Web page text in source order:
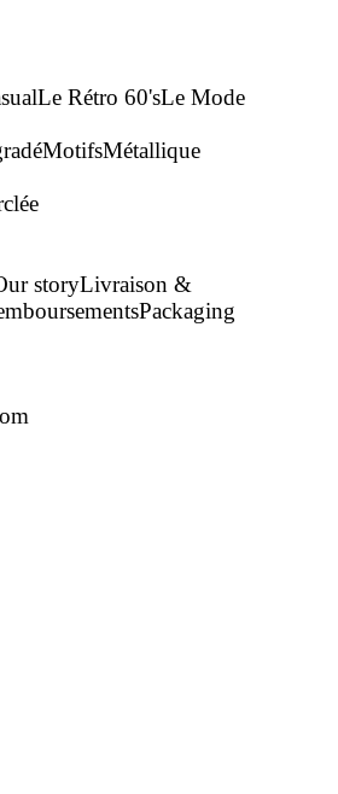
Le Rétro 60'sLe Mode
MotifsMétallique
storyLivraison &
Packaging